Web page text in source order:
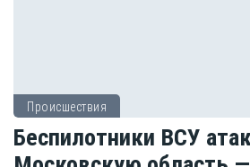
Происшествия
Беспилотники ВСУ